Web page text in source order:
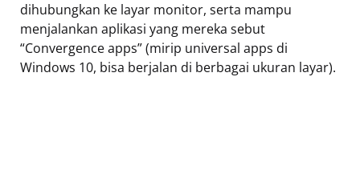
dihubungkan ke layar monitor, serta mampu
menjalankan aplikasi yang mereka sebut
“Convergence apps” (mirip universal apps di
Windows 10, bisa berjalan di berbagai ukuran layar).